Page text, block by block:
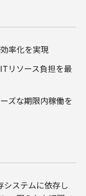
率化を実現
リソース負担を最
ズな期限内稼働を
システムに依存し